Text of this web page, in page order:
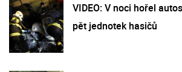
VIDEO: V noci hořel
pět jednotek hasičů